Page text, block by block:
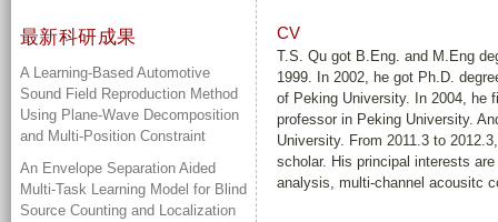
分
CV
T.S. Qu got B.Eng. and M.Eng
1999. In 2002, he got Ph.D.
of Peking University. In 2004, he
professor in Peking University.
University. From 2011.3 to
scholar. His principal interests
analysis, multi-channel acousitc
最新科研成果
A Learning-Based Automotive
Sound Field Reproduction Method
Using Plane-Wave Decomposition
and Multi-Position Constraint
An Envelope Separation Aided
Multi-Task Learning Model for Blind
Source Counting and Localization